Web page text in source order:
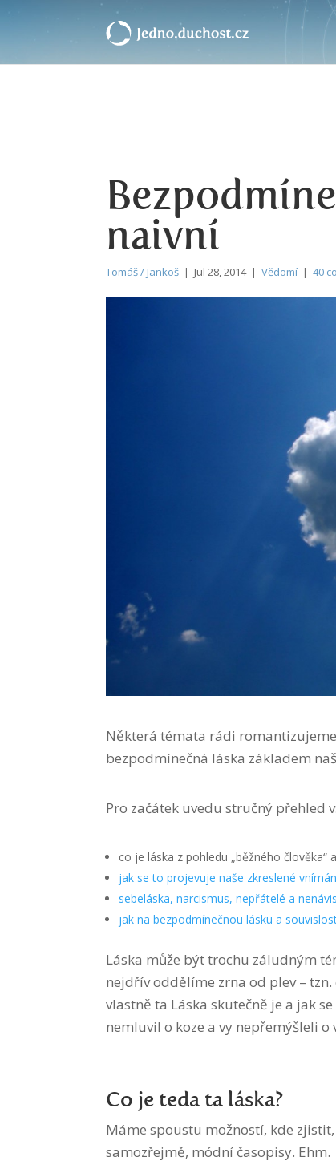
naivní
Tomáš / Jankoš | Jul 28, 2014 | Vědomí | 40
Některá témata rádi
bezpodmínečná láska základem
Pro začátek uvedu stručný přehled
co je láska z pohledu „běžného
jak se to projevuje naše zkreslené
sebeláska, narcismus, nepřátelé a
jak na bezpodmínečnou lásku a
Láska může být trochu záludným
nejdřív oddělíme zrna od plev –
vlastně ta Láska skutečně je a jak
nemluvil o koze a vy nepřemýšleli o
Co je teda ta láska?
Máme spoustu možností, kde
samozřejmě, módní časopisy. Ehm.